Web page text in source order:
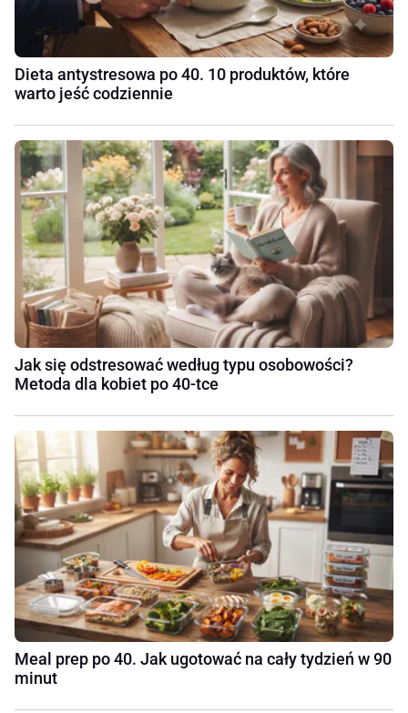
Dieta antystresowa po 40. 10 produktów, które
warto jeść codziennie
Jak się odstresować według typu osobowości?
Metoda dla kobiet po 40-tce
Meal prep po 40. Jak ugotować na cały tydzień w 90
minut